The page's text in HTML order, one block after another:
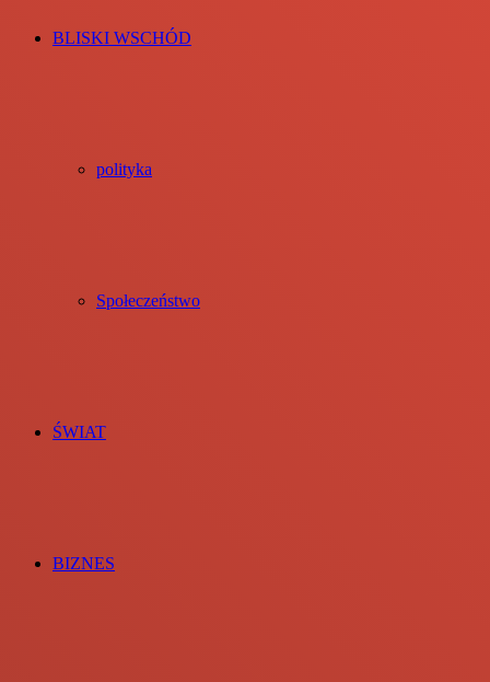
BLISKI WSCHÓD
polityka
Społeczeństwo
ŚWIAT
BIZNES